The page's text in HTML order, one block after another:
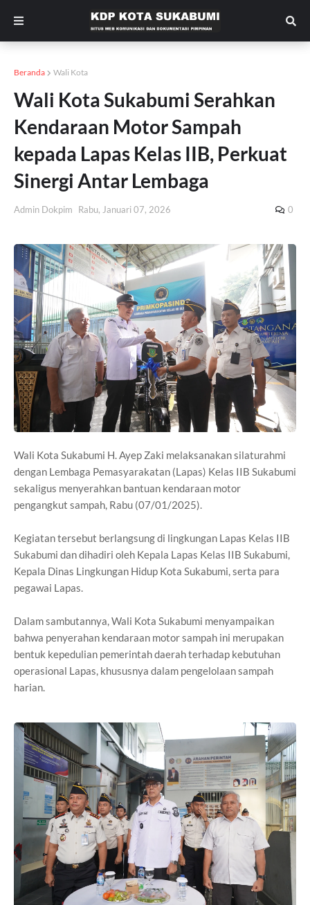
Beranda Wali Kota
Wali Kota Sukabumi Serahkan
Kendaraan Motor Sampah
kepada Lapas Kelas IIB, Perkuat
Sinergi Antar Lembaga
Admin Dokpim Rabu, Januari 07, 2026 0
Wali Kota Sukabumi H. Ayep Zaki melaksanakan silaturahmi
dengan Lembaga Pemasyarakatan (Lapas) Kelas IIB Sukabumi
sekaligus menyerahkan bantuan kendaraan motor
pengangkut sampah, Rabu (07/01/2025).
Kegiatan tersebut berlangsung di lingkungan Lapas Kelas IIB
Sukabumi dan dihadiri oleh Kepala Lapas Kelas IIB Sukabumi,
Kepala Dinas Lingkungan Hidup Kota Sukabumi, serta para
pegawai Lapas.
Dalam sambutannya, Wali Kota Sukabumi menyampaikan
bahwa penyerahan kendaraan motor sampah ini merupakan
bentuk kepedulian pemerintah daerah terhadap kebutuhan
operasional Lapas, khususnya dalam pengelolaan sampah
harian.